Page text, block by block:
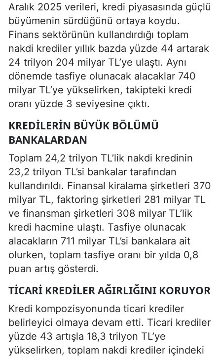
Aralık 2025 verileri, kredi piyasasında güçlü
büyümenin sürdüğünü ortaya koydu.
Finans sektörünün kullandırdığı toplam
nakdi krediler yıllık bazda yüzde 44 artarak
24 trilyon 204 milyar TL’ye ulaştı. Aynı
dönemde tasfiye olunacak alacaklar 740
milyar TL’ye yükselirken, takipteki kredi
oranı yüzde 3 seviyesine çıktı.
KREDILERIN BÜYÜK BÖLÜMÜ
BANKALARDAN
Toplam 24,2 trilyon TL’lik nakdi kredinin
23,2 trilyon TL’si bankalar tarafından
kullandırıldı. Finansal kiralama şirketleri 370
milyar TL, faktoring şirketleri 281 milyar TL
ve finansman şirketleri 308 milyar TL’lik
kredi hacmine ulaştı. Tasfiye olunacak
alacakların 711 milyar TL’si bankalara ait
olurken, toplam tasfiye oranı bir yılda 0,8
puan artış gösterdi.
TICARI KREDILER AĞIRLIĞINI KORUYOR
Kredi kompozisyonunda ticari krediler
belirleyici olmaya devam etti. Ticari krediler
yüzde 43 artışla 18,3 trilyon TL’ye
yükselirken, toplam nakdi krediler içindeki